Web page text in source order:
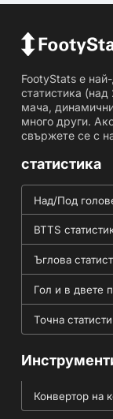
FootyStats е
статистика
мача,
много други.
свържете се с
статистика
Над/Под
BTTS
Ъглова
Гол и в двете
Точна
Конвертор на